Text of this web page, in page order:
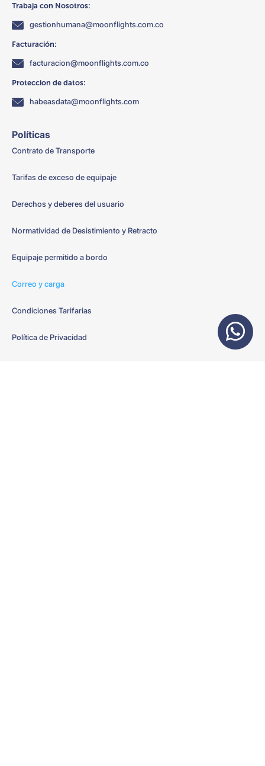
Trabaja con Nosotros:
gestionhumana@moonflights.com.co
Facturación:
facturacion@moonflights.com.co
Proteccion de datos:
habeasdata@moonflights.com
Políticas
Contrato de Transporte
Tarifas de exceso de equipaje
Derechos y deberes del usuario
Normatividad de Desistimiento y Retracto
Equipaje permitido a bordo
Correo y carga
Condiciones Tarifarias
Política de Privacidad